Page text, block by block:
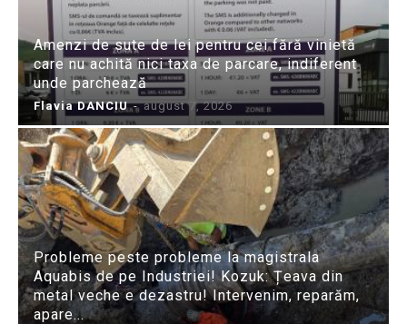
Amenzi de sute de lei pentru cei fără vinietă
care nu achită nici taxa de parcare, indiferent
unde parchează
Flavia DANCIU - august 7, 2026
Probleme peste probleme la magistrala
Aquabis de pe Industriei! Kozuk: Țeava din
metal veche e dezastru! Intervenim, reparăm,
apare...